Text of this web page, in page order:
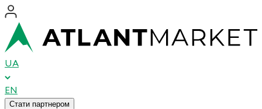
UA
EN
Стати партнером